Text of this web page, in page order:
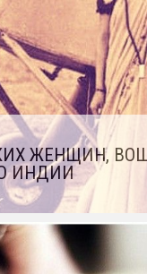
ЖЕНЩИН,
ИНДИИ